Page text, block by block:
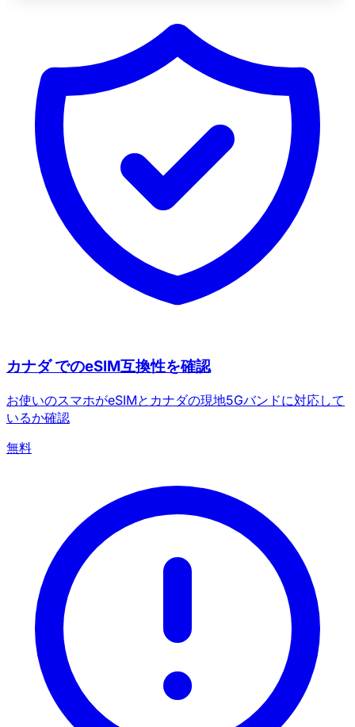
カナダ でのeSIM互換性を確認
お使いのスマホがeSIMとカナダの現地5Gバンドに対応して
いるか確認
無料
本日受け取り済み
538
キャンセル